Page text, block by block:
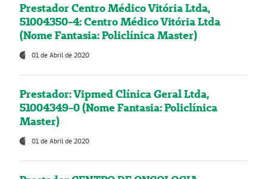
Prestador Centro Médico Vitória Ltda,
51004350-4: Centro Médico Vitória Ltda
(Nome Fantasia: Policlínica Master)
01 de Abril de 2020
Prestador: Vipmed Clínica Geral Ltda,
51004349-0 (Nome Fantasia: Policlínica
Master)
01 de Abril de 2020